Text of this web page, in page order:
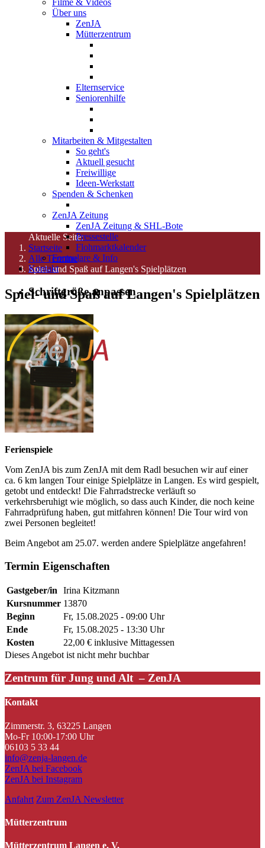
Filme & Videos
Über uns
ZenJA
Mütterzentrum
Elternservice
Seniorenhilfe
Mitarbeiten & Mitgestalten
So geht's
Aktuell gesucht
Freiwillige
Ideen-Werkstatt
Spenden & Schenken
ZenJA Zeitung
ZenJA Zeitung & SHL-Bote
Pressestelle
Flohmarktkalender
Formulare & Info
Kontakt
Schriftgröße anpassen
Aktuelle Seite:
Startseite
Alle Termine
Spiel- und Spaß auf Langen's Spielplätzen
Spiel- und Spaß auf Langen's Spielplätzen
Ferienspiele
Vom ZenJA bis zum ZenJA mit dem Radl besuchen wir auf einer
ca. 6 km langen Tour einige Spielplätze in Langen. Es wird gespielt,
getobt und entdeckt! Die Fahrradstrecke verläuft so
verkehrsberuhigt wie möglich, so dass auch Kinder, die noch keine
Fahrradprüfung haben, gut mitfahren können! Die Tour wird von
zwei Personen begleitet!
Beim Angebot am 25.07. werden andere Spielplätze angefahren!
Termin Eigenschaften
Gastgeber/in
Irina Kitzmann
Kursnummer 13870
Beginn
Fr, 15.08.2025 - 09:00 Uhr
Ende
Fr, 15.08.2025 - 13:30 Uhr
Kosten
22,00 € inklusive Mittagessen
Dieses Angebot ist nicht mehr buchbar
Zentrum für Jung und Alt – ZenJA
Kontakt
Zimmerstr. 3, 63225 Langen
Mo-Fr 10:00-17:00 Uhr
06103 5 33 44
info@zenja-langen.de
ZenJA bei Facebook
ZenJA bei Instagram
Anfahrt Zum ZenJA Newsletter
Mütterzentrum
Mütterzentrum Langen e. V.